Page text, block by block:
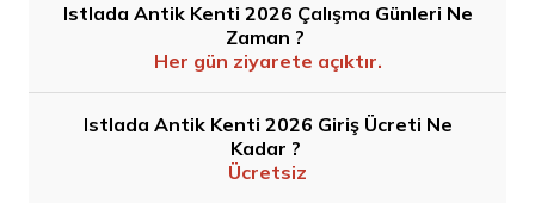
Istlada Antik Kenti 2026 Çalışma Günleri Ne
Zaman ?
Her gün ziyarete açıktır.
Istlada Antik Kenti 2026 Giriş Ücreti Ne
Kadar ?
Ücretsiz